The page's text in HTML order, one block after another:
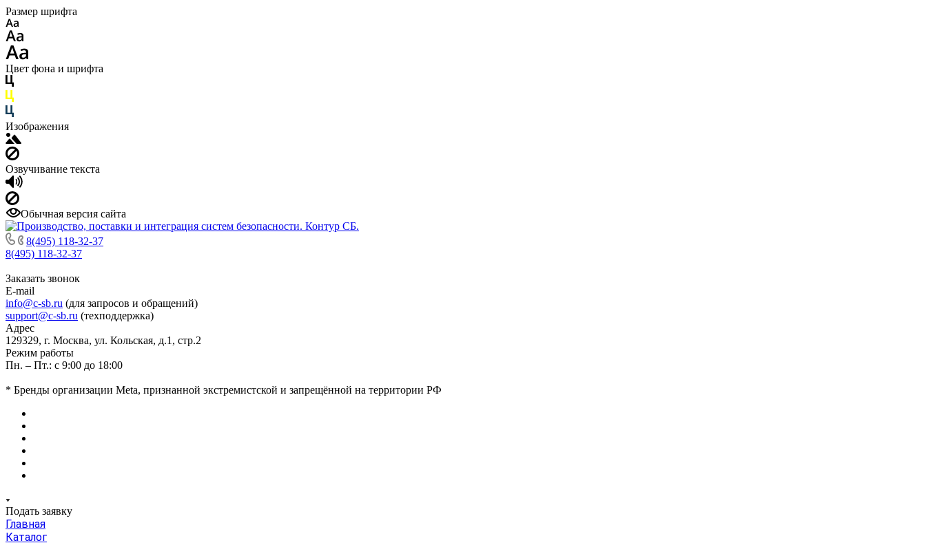
Размер шрифта
Цвет фона и шрифта
Изображения
Озвучивание текста
Обычная версия сайта
8(495) 118-32-37
8(495) 118-32-37
Заказать звонок
E-mail
info@c-sb.ru (для запросов и обращений)
support@c-sb.ru (техподдержка)
Адрес
129329, г. Москва, ул. Кольская, д.1, стр.2
Режим работы
Пн. – Пт.: с 9:00 до 18:00
* Бренды организации Meta, признанной экстремистской и запрещённой на территории РФ
Подать заявку
Главная
Каталог